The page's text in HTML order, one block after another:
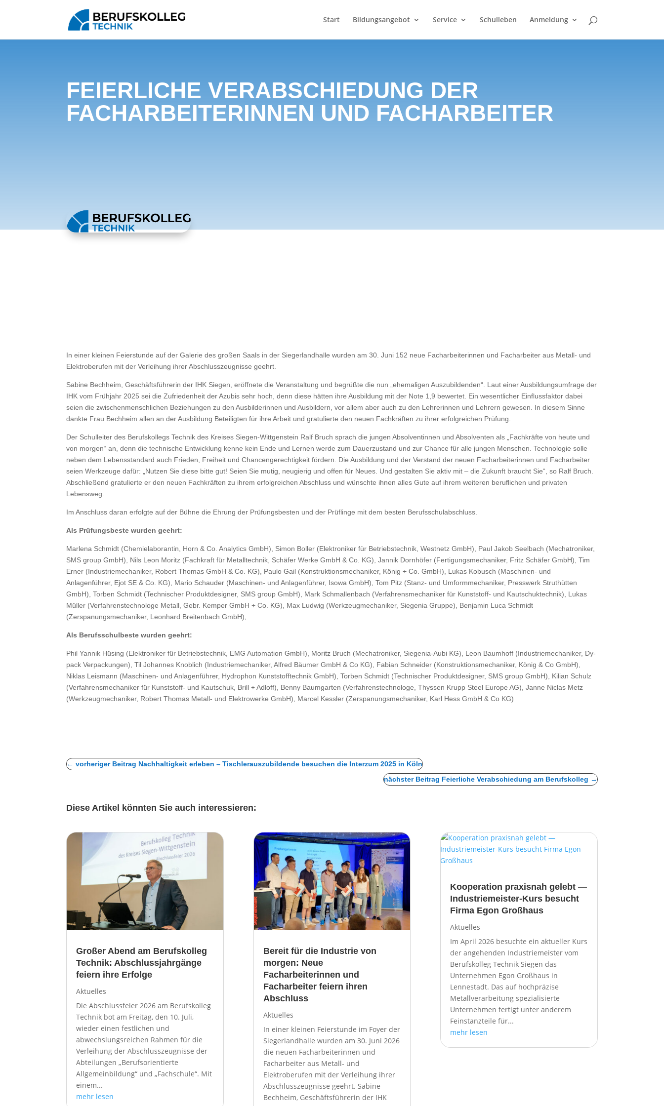
Start Bildungsangebot Service Schulleben Anmeldung
FEIERLICHE VERABSCHIEDUNG DER
FACHARBEITERINNEN UND FACHARBEITER
In einer kleinen Feierstunde auf der Galerie des großen Saals in der Siegerlandhalle wurden am 30. Juni 152 neue Facharbeiterinnen und Facharbeiter aus Metall- und
Elektroberufen mit der Verleihung ihrer Abschlusszeugnisse geehrt.
Sabine Bechheim, Geschäftsführerin der IHK Siegen, eröffnete die Veranstaltung und begrüßte die nun „ehemaligen Auszubildenden“. Laut einer Ausbildungsumfrage der
IHK vom Frühjahr 2025 sei die Zufriedenheit der Azubis sehr hoch, denn diese hätten ihre Ausbildung mit der Note 1,9 bewertet. Ein wesentlicher Einflussfaktor dabei
seien die zwischenmenschlichen Beziehungen zu den Ausbilderinnen und Ausbildern, vor allem aber auch zu den Lehrerinnen und Lehrern gewesen. In diesem Sinne
dankte Frau Bechheim allen an der Ausbildung Beteiligten für ihre Arbeit und gratulierte den neuen Fachkräften zu ihrer erfolgreichen Prüfung.
Der Schulleiter des Berufskollegs Technik des Kreises Siegen-Wittgenstein Ralf Bruch sprach die jungen Absolventinnen und Absolventen als „Fachkräfte von heute und
von morgen“ an, denn die technische Entwicklung kenne kein Ende und Lernen werde zum Dauerzustand und zur Chance für alle jungen Menschen. Technologie solle
neben dem Lebensstandard auch Frieden, Freiheit und Chancengerechtigkeit fördern. Die Ausbildung und der Verstand der neuen Facharbeiterinnen und Facharbeiter
seien Werkzeuge dafür: „Nutzen Sie diese bitte gut! Seien Sie mutig, neugierig und offen für Neues. Und gestalten Sie aktiv mit – die Zukunft braucht Sie“, so Ralf Bruch.
Abschließend gratulierte er den neuen Fachkräften zu ihrem erfolgreichen Abschluss und wünschte ihnen alles Gute auf ihrem weiteren beruflichen und privaten
Lebensweg.
Im Anschluss daran erfolgte auf der Bühne die Ehrung der Prüfungsbesten und der Prüflinge mit dem besten Berufsschulabschluss.
Als Prüfungsbeste wurden geehrt:
Marlena Schmidt (Chemielaborantin, Horn & Co. Analytics GmbH), Simon Boller (Elektroniker für Betriebstechnik, Westnetz GmbH), Paul Jakob Seelbach (Mechatroniker,
SMS group GmbH), Nils Leon Moritz (Fachkraft für Metalltechnik, Schäfer Werke GmbH & Co. KG), Jannik Dornhöfer (Fertigungsmechaniker, Fritz Schäfer GmbH), Tim
Erner (Industriemechaniker, Robert Thomas GmbH & Co. KG), Paulo Gail (Konstruktionsmechaniker, König + Co. GmbH), Lukas Kobusch (Maschinen- und
Anlagenführer, Ejot SE & Co. KG), Mario Schauder (Maschinen- und Anlagenführer, Isowa GmbH), Tom Pitz (Stanz- und Umformmechaniker, Presswerk Struthütten
GmbH), Torben Schmidt (Technischer Produktdesigner, SMS group GmbH), Mark Schmallenbach (Verfahrensmechaniker für Kunststoff- und Kautschuktechnik), Lukas
Müller (Verfahrenstechnologe Metall, Gebr. Kemper GmbH + Co. KG), Max Ludwig (Werkzeugmechaniker, Siegenia Gruppe), Benjamin Luca Schmidt
(Zerspanungsmechaniker, Leonhard Breitenbach GmbH),
Als Berufsschulbeste wurden geehrt:
Phil Yannik Hüsing (Elektroniker für Betriebstechnik, EMG Automation GmbH), Moritz Bruch (Mechatroniker, Siegenia-Aubi KG), Leon Baumhoff (Industriemechaniker, Dy-
pack Verpackungen), Til Johannes Knoblich (Industriemechaniker, Alfred Bäumer GmbH & Co KG), Fabian Schneider (Konstruktionsmechaniker, König & Co GmbH),
Niklas Leismann (Maschinen- und Anlagenführer, Hydrophon Kunststofftechnik GmbH), Torben Schmidt (Technischer Produktdesigner, SMS group GmbH), Kilian Schulz
(Verfahrensmechaniker für Kunststoff- und Kautschuk, Brill + Adloff), Benny Baumgarten (Verfahrenstechnologe, Thyssen Krupp Steel Europe AG), Janne Niclas Metz
(Werkzeugmechaniker, Robert Thomas Metall- und Elektrowerke GmbH), Marcel Kessler (Zerspanungsmechaniker, Karl Hess GmbH & Co KG)
←vorheriger Beitrag Nachhaltigkeit erleben – Tischlerauszubildende besuchen die Interzum 2025 in Köln
nächster Beitrag Feierliche Verabschiedung am Berufskolleg →
Diese Artikel könnten Sie auch interessieren:
Großer Abend am Berufskolleg
Technik: Abschlussjahrgänge
feiern ihre Erfolge
Aktuelles
Die Abschlussfeier 2026 am Berufskolleg
Technik bot am Freitag, den 10. Juli,
wieder einen festlichen und
abwechslungsreichen Rahmen für die
Verleihung der Abschlusszeugnisse der
Abteilungen „Berufsorientierte
Allgemeinbildung“ und „Fachschule“. Mit
einem...
mehr lesen
Bereit für die Industrie von
morgen: Neue
Facharbeiterinnen und
Facharbeiter feiern ihren
Abschluss
Aktuelles
In einer kleinen Feierstunde im Foyer der
Siegerlandhalle wurden am 30. Juni 2026
die neuen Facharbeiterinnen und
Facharbeiter aus Metall- und
Elektroberufen mit der Verleihung ihrer
Abschlusszeugnisse geehrt. Sabine
Bechheim, Geschäftsführerin der IHK
Kooperation praxisnah gelebt —
Industriemeister-Kurs besucht
Firma Egon Großhaus
Aktuelles
Im April 2026 besuchte ein aktueller Kurs
der angehenden Industriemeister vom
Berufskolleg Technik Siegen das
Unternehmen Egon Großhaus in
Lennestadt. Das auf hochpräzise
Metallverarbeitung spezialisierte
Unternehmen fertigt unter anderem
Feinstanzteile für...
mehr lesen